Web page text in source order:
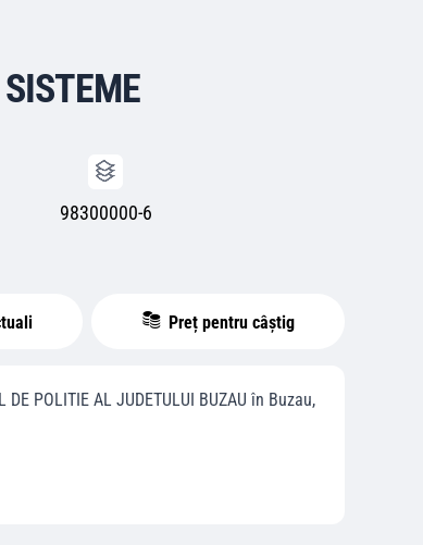
98300000-6
Preț pentru câștig
DE POLITIE AL JUDETULUI BUZAU în Buzau,